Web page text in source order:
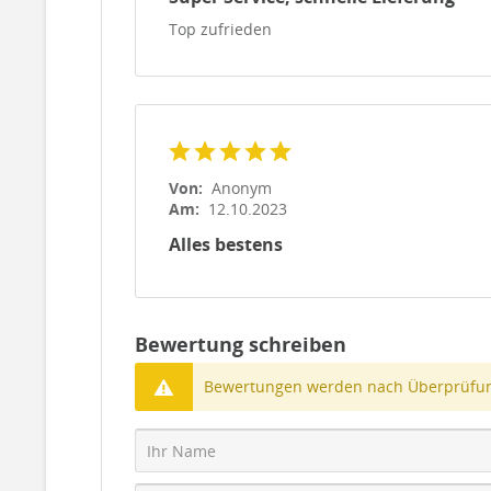
Top zufrieden
Von: Anonym
Am: 12.10.2023
Alles bestens
Bewertung schreiben
Bewertungen werden nach